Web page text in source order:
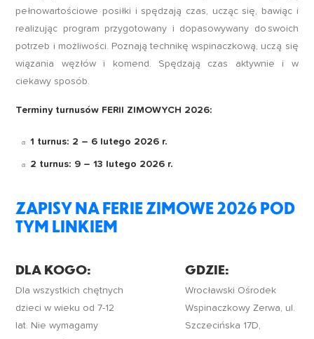
pełnowartościowe posiłki i spędzają czas, ucząc się, bawiąc i
realizując program przygotowany i dopasowywany do swoich
potrzeb i możliwości. Poznają technikę wspinaczkową, uczą się
wiązania węzłów i komend. Spędzają czas aktywnie i w
ciekawy sposób.
Terminy turnusów FERII ZIMOWYCH 2026:
1 turnus: 2 – 6 lutego 2026 r.
2 turnus: 9 – 13 lutego 2026 r.
ZAPISY NA FERIE ZIMOWE 2026 POD
TYM LINKIEM
DLA KOGO:
Dla wszystkich chętnych
dzieci w wieku od 7-12
lat. Nie wymagamy
GDZIE:
Wrocławski Ośrodek
Wspinaczkowy Zerwa, ul.
Szczecińska 17D,